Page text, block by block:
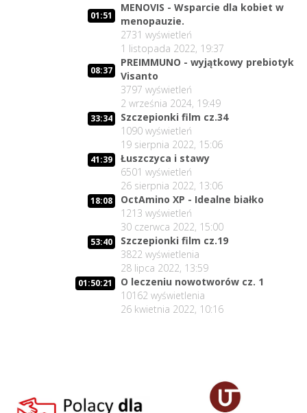
01:51
MENOVIS - Wsparcie dla kobiet w
menopauzie.
2731 wyświetleń
1 listopada 2022, 19:37
08:37
PREIMMUNO - wyjątkowy prebiotyk
Visanto
3797 wyświetleń
2 września 2024, 19:49
33:34
Szczepionki film cz.34
1090 wyświetleń
19 sierpnia 2022, 15:06
41:39
Łuszczyca i stawy
6501 wyświetleń
26 sierpnia 2022, 13:06
18:08
OctAmino XP - Idealne białko
1213 wyświetleń
30 czerwca 2022, 15:00
53:40
Szczepionki film cz.19
3822 wyświetlenia
28 lipca 2022, 13:59
01:50:21
O leczeniu nowotworów cz. 1
10162 wyświetlenia
26 kwietnia 2022, 10:16